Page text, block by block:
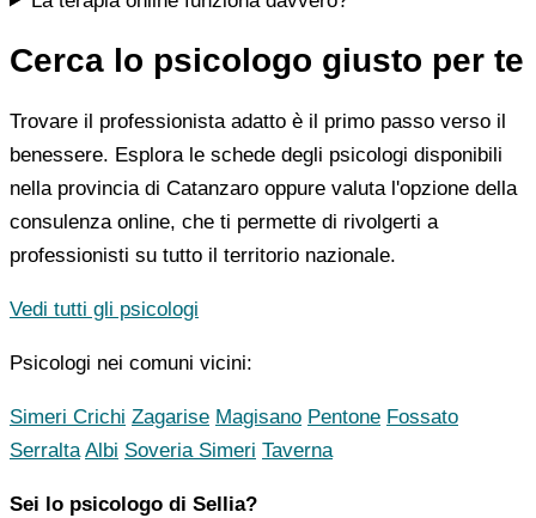
Cerca lo psicologo giusto per te
Trovare il professionista adatto è il primo passo verso il
benessere. Esplora le schede degli psicologi disponibili
nella provincia di Catanzaro oppure valuta l'opzione della
consulenza online, che ti permette di rivolgerti a
professionisti su tutto il territorio nazionale.
Vedi tutti gli psicologi
Psicologi nei comuni vicini:
Simeri Crichi Zagarise Magisano Pentone Fossato
Serralta Albi Soveria Simeri Taverna
Sei lo psicologo di Sellia?